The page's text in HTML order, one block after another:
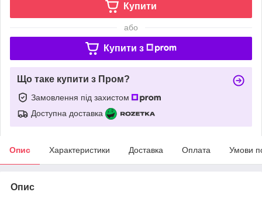
Купити
або
Купити з
Що таке купити з Пром?
Замовлення під захистом
Доступна доставка
Опис Характеристики Доставка Оплата Умови
Опис